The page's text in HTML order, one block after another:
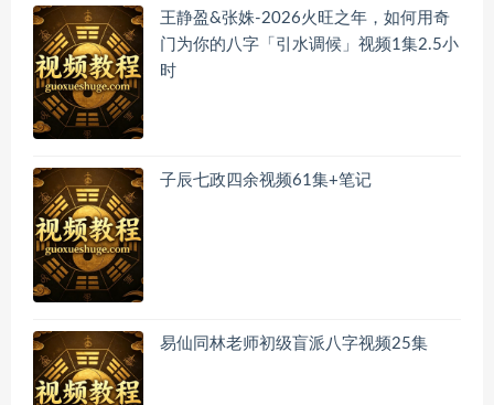
王静盈&张姝-2026火旺之年，如何用奇
门为你的八字「引水调候」视频1集2.5小
时
子辰七政四余视频61集+笔记
易仙同林老师初级盲派八字视频25集